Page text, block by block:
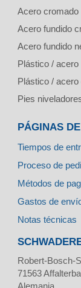
Acero cromado
Acero fundido
Acero fundido
Plástico / acero
Plástico /
Pies
PÁGINAS
Tiempos de
Proceso de
Métodos de
Gastos de
Notas técnicas
Robert-Bosch-
71563